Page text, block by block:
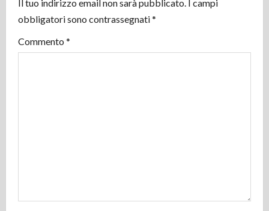
z
i
o
Il tuo indirizzo email non sarà pubblicato.
I campi
obbligatori sono contrassegnati*
Commento *